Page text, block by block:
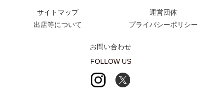
サイトマップ
運営団体
出店等について
プライバシーポリシー
お問い合わせ
FOLLOW US